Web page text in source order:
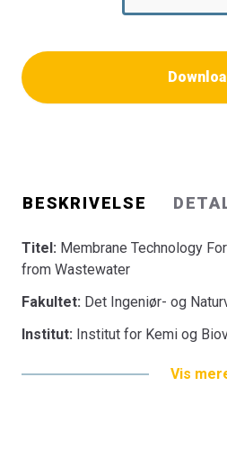
BESKRIVELSE
Titel: Membrane Technology
from Wastewater
Fakultet: Det Ingeniør- og
Institut: Institut for Kemi og
Vis